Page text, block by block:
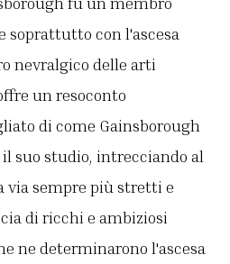
soprattutto con l'ascesa
nevralgico delle arti
un resoconto
di come Gainsborough
suo studio, intrecciando al
via sempre più stretti e
di ricchi e ambiziosi
ne determinarono l'ascesa